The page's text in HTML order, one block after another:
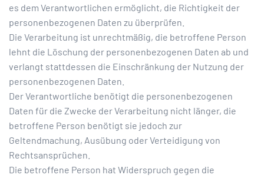
es dem Verantwortlichen ermöglicht, die Richtigkeit der
personenbezogenen Daten zu überprüfen.
Die Verarbeitung ist unrechtmäßig, die betroffene Person
lehnt die Löschung der personenbezogenen Daten ab und
verlangt stattdessen die Einschränkung der Nutzung der
personenbezogenen Daten.
Der Verantwortliche benötigt die personenbezogenen
Daten für die Zwecke der Verarbeitung nicht länger, die
betroffene Person benötigt sie jedoch zur
Geltendmachung, Ausübung oder Verteidigung von
Rechtsansprüchen.
Die betroffene Person hat Widerspruch gegen die